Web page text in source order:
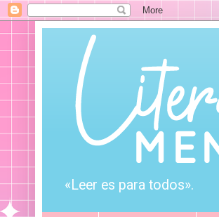
«Leer es para todos».